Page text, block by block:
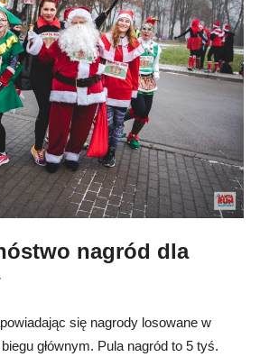
nagród dla
się nagrody losowane w
głównym. Pula nagród to 5 tyś.